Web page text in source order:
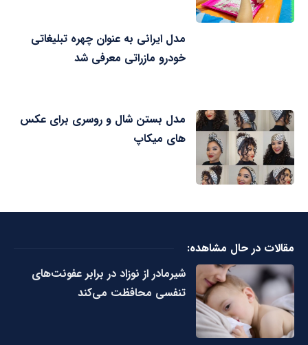
مدل ایرانی به عنوان چهره تبلیغاتی
خودرو مازراتی معرفی شد
مدل بستن شال و روسری برای عکس
های میکاپ
مقالات در حال مشاهده:
شیرمادر از نوزاد در برابر عفونت‌های
تنفسی محافظت می‌کند